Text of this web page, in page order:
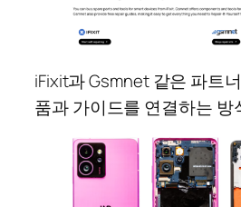
iFixit과 Gsmnet 같은 파트
품과 가이드를 연결하는 방